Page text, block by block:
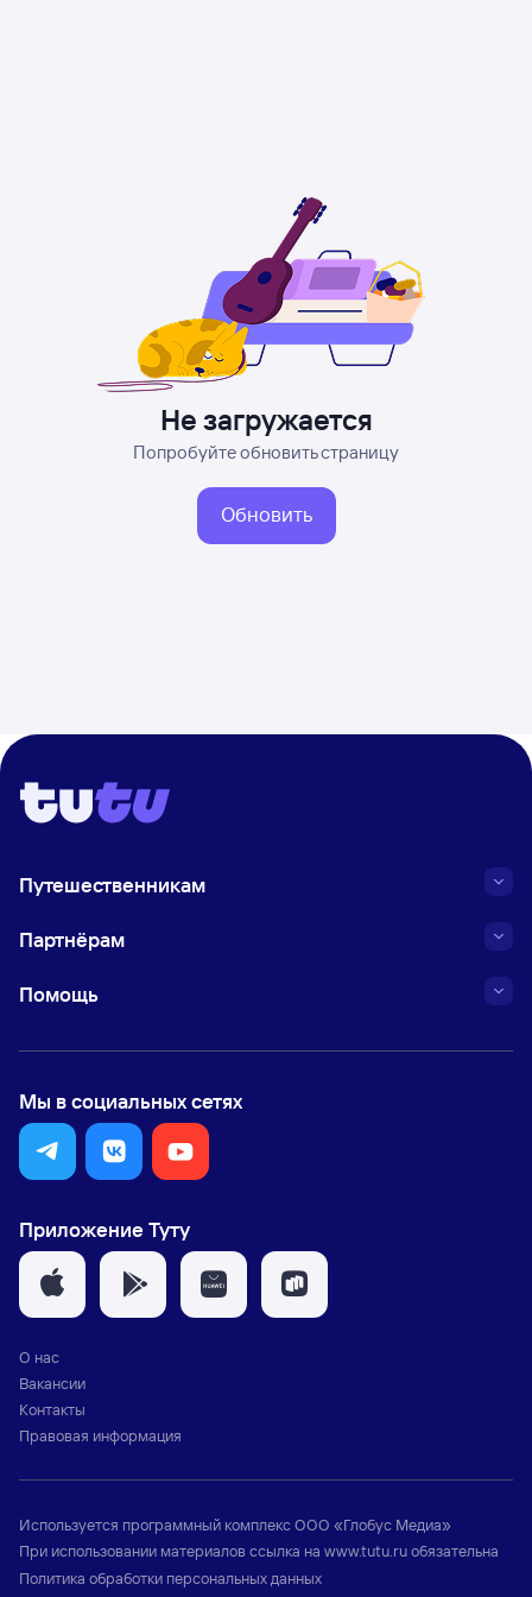
Не загружается
Попробуйте обновить страницу
Обновить
Путешественникам
Партнёрам
Помощь
Мы в социальных сетях
Приложение Туту
О нас
Вакансии
Контакты
Правовая информация
Используется программный комплексООО «Глобус Медиа»
При использовании материалов ссылка на www.tutu.ruобязательна
Политика обработки персональных данных